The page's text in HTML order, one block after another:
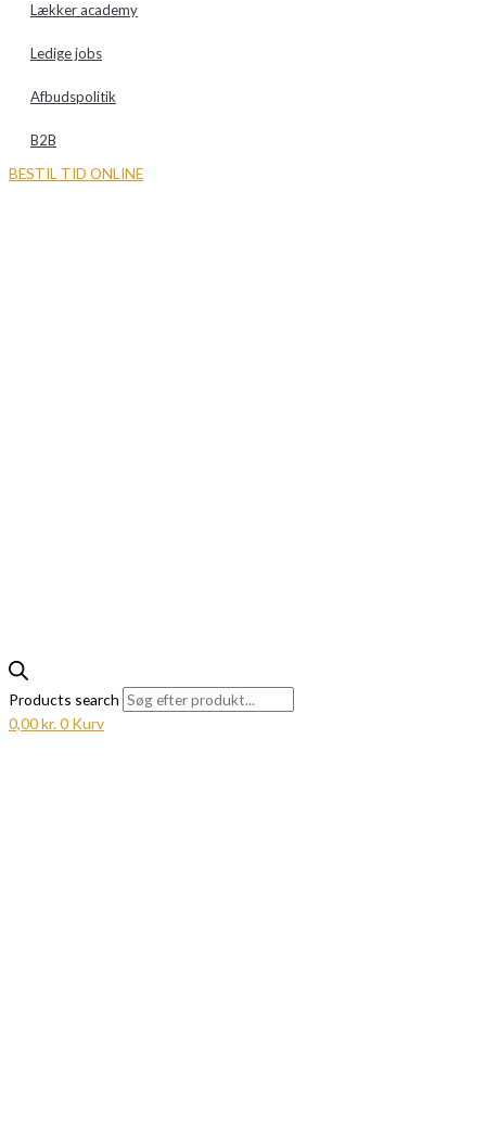
Lækker academy
Ledige jobs
Afbudspolitik
B2B
BESTIL TID ONLINE
Products search
0,00kr.0 Kurv